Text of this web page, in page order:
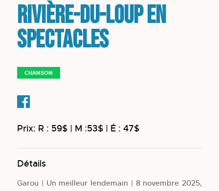
Rivière-du-Loup en
spectacles
CHANSON
Prix: R : 59$ | M :53$ | É : 47$
Détails
Garou | Un meilleur lendemain | 8 novembre 2025,